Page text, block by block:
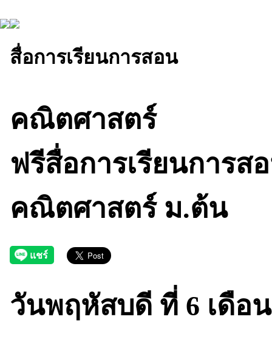
สื่อการเรียนการสอน
คณิตศาสตร์
ฟรีสื่อการเรียนการส
คณิตศาสตร์ ม.ต้น
วันพฤหัสบดี ที่ 6 เดือ